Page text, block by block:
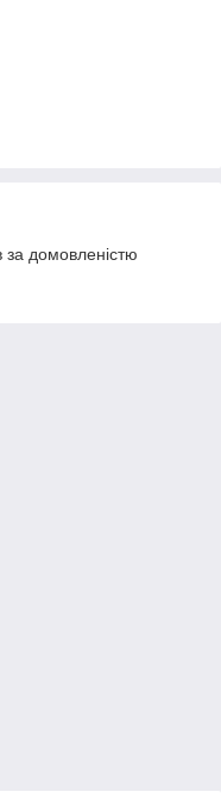
домовленістю